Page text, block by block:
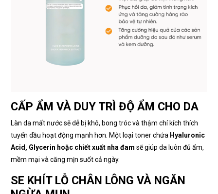
CẤP ẨM VÀ DUY TRÌ ĐỘ ẨM CHO DA
Làn da mất nước sẽ dễ bị khô, bong tróc và thậm chí kích thích
tuyến dầu hoạt động mạnh hơn. Một loại toner chứa Hyaluronic
Acid, Glycerin hoặc chiết xuất nha đam sẽ giúp da luôn đủ ẩm,
mềm mại và căng mịn suốt cả ngày.
SE KHÍT LỖ CHÂN LÔNG VÀ NGĂN